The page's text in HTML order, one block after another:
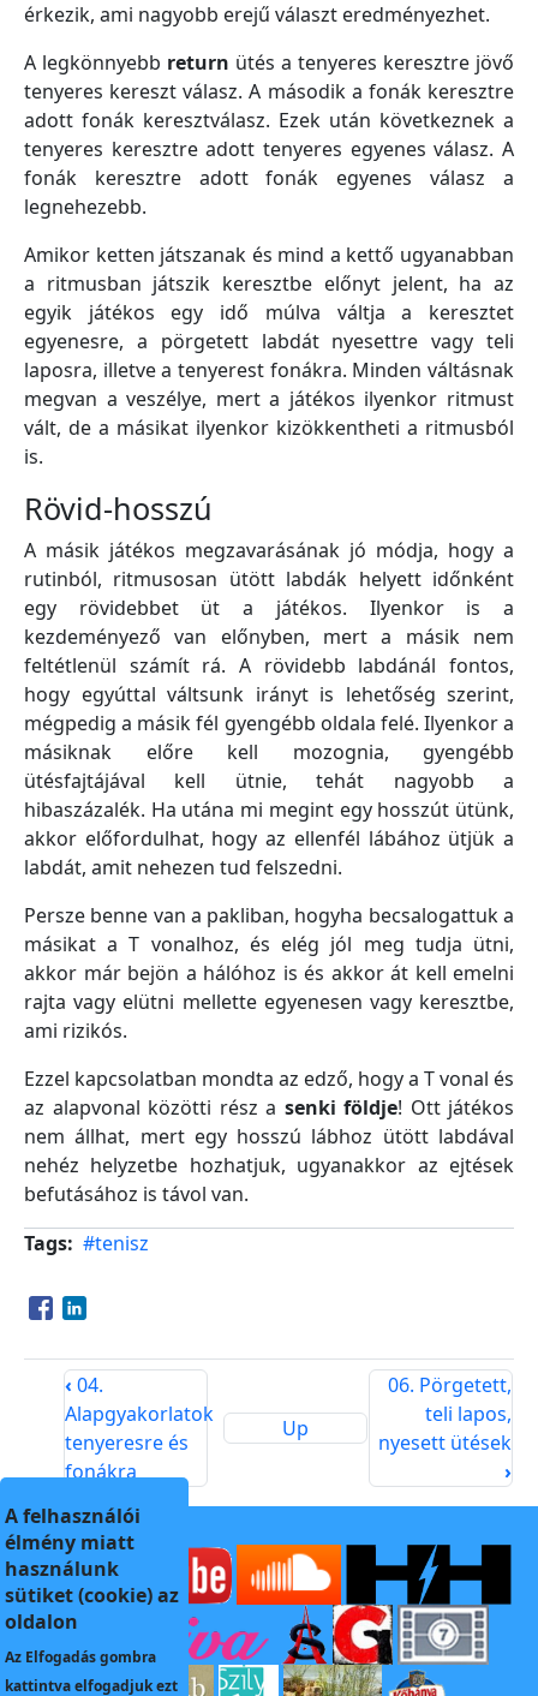
érkezik, ami nagyobb erejű választ eredményezhet.
A legkönnyebb return ütés a tenyeres keresztre jövő
tenyeres kereszt válasz. A második a fonák keresztre
adott fonák keresztválasz. Ezek után következnek a
tenyeres keresztre adott tenyeres egyenes válasz. A
fonák keresztre adott fonák egyenes válasz a
legnehezebb.
Amikor ketten játszanak és mind a kettő ugyanabban
a ritmusban játszik keresztbe előnyt jelent, ha az
egyik játékos egy idő múlva váltja a keresztet
egyenesre, a pörgetett labdát nyesettre vagy teli
laposra, illetve a tenyerest fonákra. Minden váltásnak
megvan a veszélye, mert a játékos ilyenkor ritmust
vált, de a másikat ilyenkor kizökkentheti a ritmusból
is.
Rövid-hosszú
A másik játékos megzavarásának jó módja, hogy a
rutinból, ritmusosan ütött labdák helyett időnként
egy rövidebbet üt a játékos. Ilyenkor is a
kezdeményező van előnyben, mert a másik nem
feltétlenül számít rá. A rövidebb labdánál fontos,
hogy egyúttal váltsunk irányt is lehetőség szerint,
mégpedig a másik fél gyengébb oldala felé. Ilyenkor a
másiknak előre kell mozognia, gyengébb
ütésfajtájával kell ütnie, tehát nagyobb a
hibaszázalék. Ha utána mi megint egy hosszút ütünk,
akkor előfordulhat, hogy az ellenfél lábához ütjük a
labdát, amit nehezen tud felszedni.
Persze benne van a pakliban, hogyha becsalogattuk a
másikat a T vonalhoz, és elég jól meg tudja ütni,
akkor már bejön a hálóhoz is és akkor át kell emelni
rajta vagy elütni mellette egyenesen vagy keresztbe,
ami rizikós.
Ezzel kapcsolatban mondta az edző, hogy a T vonal és
az alapvonal közötti rész a senki földje! Ott játékos
nem állhat, mert egy hosszú lábhoz ütött labdával
nehéz helyzetbe hozhatjuk, ugyanakkor az ejtések
befutásához is távol van.
Tags #tenisz
Opens in a new window
Opens in a new window
‹ 04.
Alapgyakorlatok
tenyeresre és
fonákra
Up
06. Pörgetett,
teli lapos,
nyesett ütések
›
A felhasználói
élmény miatt
használunk
sütiket (cookie) az
oldalon
Az Elfogadásgombra
kattintva elfogadjuk ezt